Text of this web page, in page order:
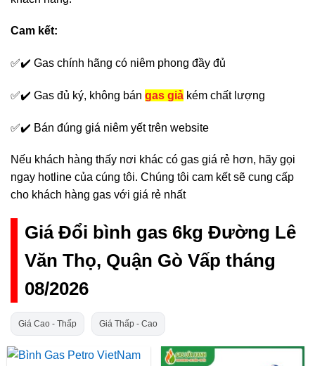
Cam kết:
✅✔️ Gas chính hãng có niêm phong đầy đủ
✅✔️ Gas đủ ký, không bán gas giả kém chất lượng
✅✔️ Bán đúng giá niêm yết trên website
Nếu khách hàng thấy nơi khác có gas giá rẻ hơn, hãy gọi
ngay hotline của cúng tôi. Chúng tôi cam kết sẽ cung cấp
cho khách hàng gas với giá rẻ nhất
Giá Đổi bình gas 6kg Đường Lê
Văn Thọ, Quận Gò Vấp tháng
08/2026
Giá Cao - Thấp Giá Thấp - Cao